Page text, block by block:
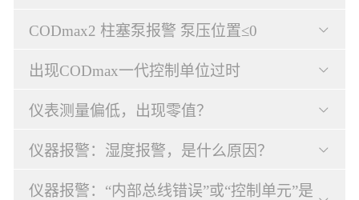
CODmax2 柱塞泵报警 泵压位置≤0
出现CODmax一代控制单位过时
仪表测量偏低，出现零值？
仪器报警：湿度报警，是什么原因？
仪器报警：“内部总线错误”或“控制单元”是